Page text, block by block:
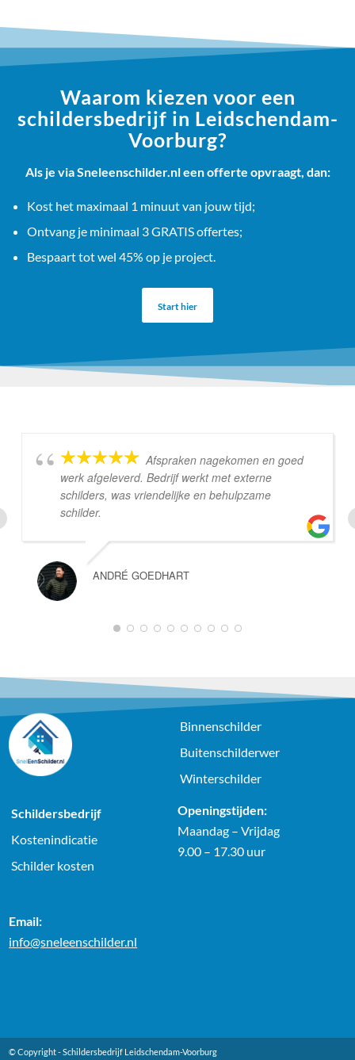
Waarom kiezen voor een
schildersbedrijf in Leidschendam-
Voorburg?
Als je via Sneleenschilder.nl een offerte opvraagt, dan:
Kost het maximaal 1 minuut van jouw tijd;
Ontvang je minimaal 3 GRATIS offertes;
Bespaart tot wel 45% op je project.
Start hier
Afspraken nagekomen en goed
werk afgeleverd. Bedrijf werkt met externe
schilders, was vriendelijke en behulpzame
schilder.
ANDRÉ GOEDHART
1 2 3 4 5 6 7 8 9 10
Binnenschilder
Buitenschilderwer
Winterschilder
Schildersbedrijf
Kostenindicatie
Schilder kosten
Openingstijden:
Maandag – Vrijdag
9.00 – 17.30 uur
Email:
info@sneleenschilder.nl
© Copyright -Schildersbedrijf Leidschendam-Voorburg